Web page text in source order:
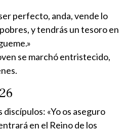
perfecto, anda, vende lo
y tendrás un tesoro en
se marchó entristecido,
discípulos: «Yo os aseguro
en el Reino de los